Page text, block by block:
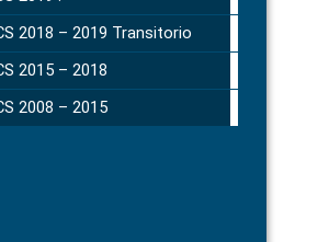
2018 – 2019 Transitorio
2015 – 2018
2008 – 2015